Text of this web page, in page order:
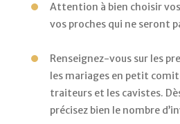
Attention à bien choisir
vos proches qui ne seront
Renseignez-vous sur les
les mariages en petit
traiteurs et les cavistes.
précisez bien le nombre